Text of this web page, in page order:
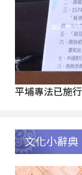
平埔專法已施
文化小辭典